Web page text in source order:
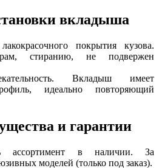
вкладыша
покрытия кузова.
стиранию, не подвержен
Вкладыш имеет
идеально повторяющий
и гарантии
ассортимент в наличии. За
моделей (только под заказ).